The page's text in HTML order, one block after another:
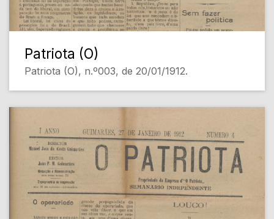
Patriota (O)
Patriota (O), n.º003, de 20/01/1912.